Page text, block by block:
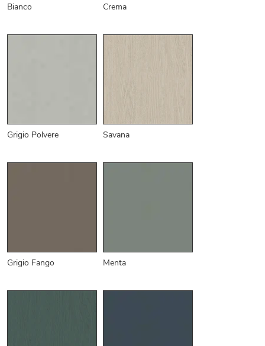
Bianco Crema
Grigio Polvere Savana
Grigio Fango Menta